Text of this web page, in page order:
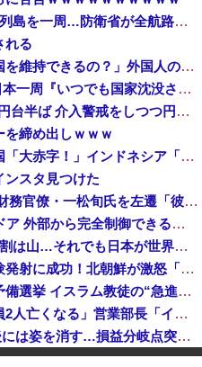
中国とロシア海軍艦艇4隻が日本列島を一周…防衛省が全航路を公開！
れる
「あきれてモノが言えない」「国を維持できるの？」外国人の永住許可要件の厳格化で在日中国人の本音は？
【速報】 中露の武装軍艦4隻が日本一周『いつでも国家沈没させられるぞ』
【為替相場】 ドル円は1ドル158円台半ば 介入警戒をしつつ円売りが続行
を締め出しｗｗｗ
インドネシア「高速鉄道！」中国「大赤字！」インドネシア「運営会社の株式購入！（負債対策」中国「はい（巨額負債」インドネシア「700km延伸計画！（実質中止」→
ンスタ見つけた
【速報】 高市政権、エース級の財務官僚・一松旬氏を左遷「彼は協力的でなかった」財務省の言いなりではないことが判明
中国製ルーター20機種にバックドア 外部から完全制御できる機能が仕込まれていた
石油もない、鉄もない、国土の7割は山…それでも日本が世界屈指の経済大国になれた「勤勉さ」以外の勝因！
日本が長距離巡航ミサイルの試験発射に成功！北朝鮮が激怒「日本が戦争国家になろうとしている」「絶対に傍観しない、必ず後悔させる」
アメリカ・ミシガン州の民主党予備選挙 イスラム教徒の“急進左派”候補が勝利確実に⋯トランプ氏は批判
日本「熊本地震」ハビタ「従業員2人亡くなる」営業部長「イオンのスタッフに制止されなかった」日本「部長が連絡後の店員行動を証言（謎」イオン「再入館可能の事実ない」→
K-POPアイドルの約半数が3年後には姿を消す…損益分岐点突破は4％未満
ついに国産ヒューマノイド登場、人手不足深刻化の医療・製造現場などでの活用想定！